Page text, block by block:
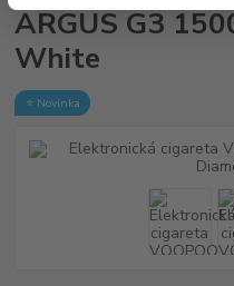
ARGUS G3
White
⭐ Novinka